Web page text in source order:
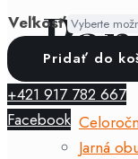
Jarná
Veľkosť
množstvo
Bundgaard
-
Petit
Pridať do
+421 917 782 667
Facebook